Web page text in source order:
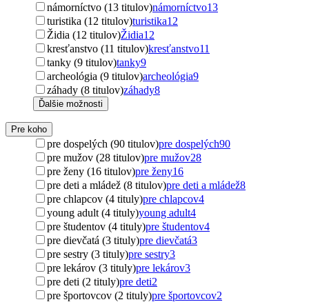
námorníctvo (13 titulov)námorníctvo13
turistika (12 titulov)turistika12
Židia (12 titulov)Židia12
kresťanstvo (11 titulov)kresťanstvo11
tanky (9 titulov)tanky9
archeológia (9 titulov)archeológia9
záhady (8 titulov)záhady8
Ďalšie možnosti
Pre koho
pre dospelých (90 titulov)pre dospelých90
pre mužov (28 titulov)pre mužov28
pre ženy (16 titulov)pre ženy16
pre deti a mládež (8 titulov)pre deti a mládež8
pre chlapcov (4 tituly)pre chlapcov4
young adult (4 tituly)young adult4
pre študentov (4 tituly)pre študentov4
pre dievčatá (3 tituly)pre dievčatá3
pre sestry (3 tituly)pre sestry3
pre lekárov (3 tituly)pre lekárov3
pre deti (2 tituly)pre deti2
pre športovcov (2 tituly)pre športovcov2